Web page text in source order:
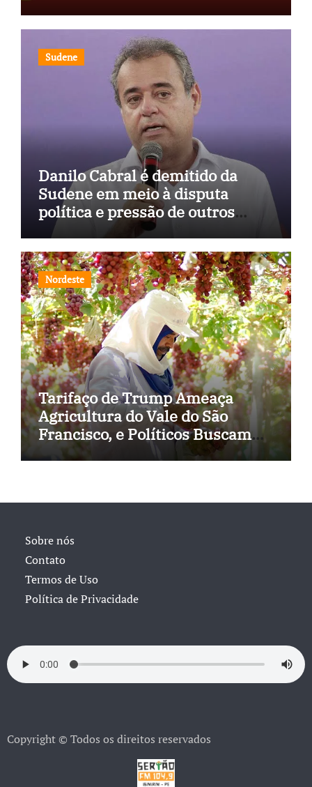
Sudene
Danilo Cabral é demitido da
Sudene em meio à disputa
política e pressão de outros
estados
Nordeste
Tarifaço de Trump Ameaça
Agricultura do Vale do São
Francisco, e Políticos Buscam
Soluções
Sobre nós
Contato
Termos de Uso
Política de Privacidade
Copyright © Todos os direitos reservados